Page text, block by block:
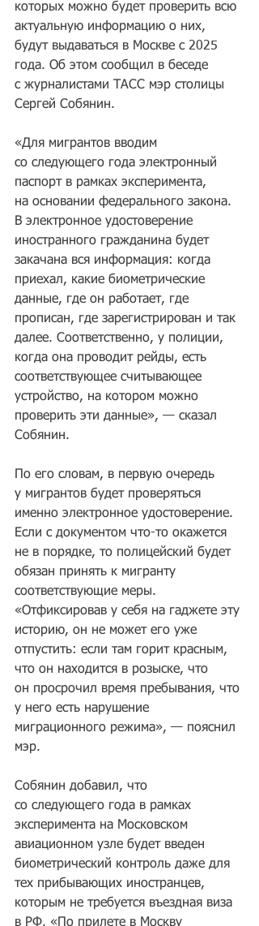
которых можно будет проверить всю
актуальную информацию о них,
будут выдаваться в Москве с 2025
года. Об этом сообщил в беседе
с журналистами ТАСС мэр столицы
Сергей Собянин.
«Для мигрантов вводим
со следующего года электронный
паспорт в рамках эксперимента,
на основании федерального закона.
В электронное удостоверение
иностранного гражданина будет
закачана вся информация: когда
приехал, какие биометрические
данные, где он работает, где
прописан, где зарегистрирован и так
далее. Соответственно, у полиции,
когда она проводит рейды, есть
соответствующее считывающее
устройство, на котором можно
проверить эти данные», — сказал
Собянин.
По его словам, в первую очередь
у мигрантов будет проверяться
именно электронное удостоверение.
Если с документом что-то окажется
не в порядке, то полицейский будет
обязан принять к мигранту
соответствующие меры.
«Отфиксировав у себя на гаджете эту
историю, он не может его уже
отпустить: если там горит красным,
что он находится в розыске, что
он просрочил время пребывания, что
у него есть нарушение
миграционного режима», — пояснил
мэр.
Собянин добавил, что
со следующего года в рамках
эксперимента на Московском
авиационном узле будет введен
биометрический контроль даже для
тех прибывающих иностранцев,
которым не требуется въездная виза
в РФ. «По прилете в Москву